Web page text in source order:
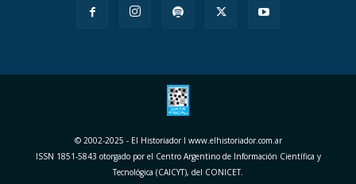
© 2002-2025 - El Historiador I www.elhistoriador.com.ar
ISSN 1851-5843 otorgado por el Centro Argentino de Información Científica y
Tecnológica (CAICYT), del CONICET.